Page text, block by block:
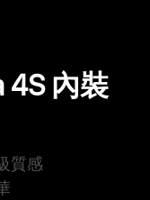
4S 內裝
質感